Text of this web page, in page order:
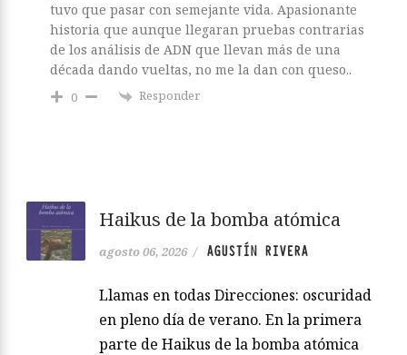
tuvo que pasar con semejante vida. Apasionante
historia que aunque llegaran pruebas contrarias
de los análisis de ADN que llevan más de una
década dando vueltas, no me la dan con queso..
0 Responder
Haikus de la bomba atómica
agosto 06, 2026 / AGUSTÍN RIVERA
Llamas en todas Direcciones: oscuridad
en pleno día de verano. En la primera
parte de Haikus de la bomba atómica